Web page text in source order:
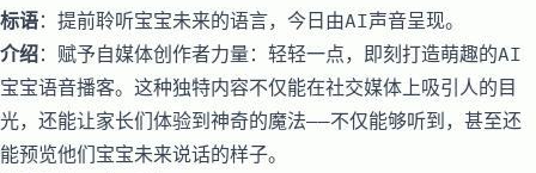
标语：提前聆听宝宝未来的语言，今日由AI声音呈现。
介绍：赋予自媒体创作者力量：轻轻一点，即刻打造萌趣的AI
宝宝语音播客。这种独特内容不仅能在社交媒体上吸引人的目
光，还能让家长们体验到神奇的魔法——不仅能够听到，甚至还
能预览他们宝宝未来说话的样子。